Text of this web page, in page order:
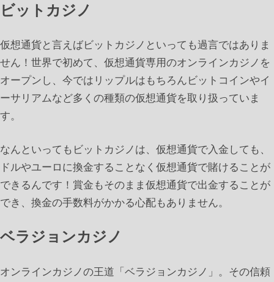
ビットカジノ
仮想通貨と言えばビットカジノといっても過言ではありま
せん！世界で初めて、仮想通貨専用のオンラインカジノを
オープンし、今ではリップルはもちろんビットコインやイ
ーサリアムなど多くの種類の仮想通貨を取り扱っていま
す。
なんといってもビットカジノは、仮想通貨で入金しても、
ドルやユーロに換金することなく仮想通貨で賭けることが
できるんです！賞金もそのまま仮想通貨で出金することが
でき、換金の手数料がかかる心配もありません。
ベラジョンカジノ
オンラインカジノの王道「ベラジョンカジノ」。その信頼